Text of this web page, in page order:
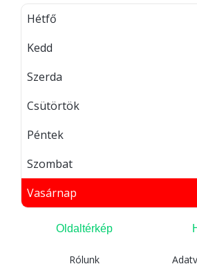
Hétfő
Kedd
Szerda
Csütörtök
Péntek
Szombat
Vasárnap
Oldaltérkép
Rólunk